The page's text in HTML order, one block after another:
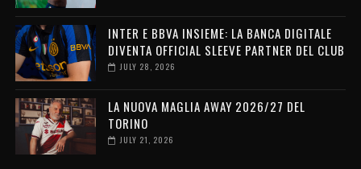
INTER E BBVA INSIEME: LA BANCA DIGITALE
DIVENTA OFFICIAL SLEEVE PARTNER DEL CLUB
JULY 28, 2026
LA NUOVA MAGLIA AWAY 2026/27 DEL
TORINO
JULY 21, 2026